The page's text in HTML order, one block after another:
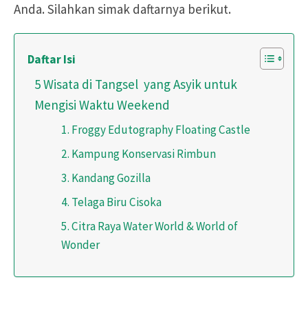
Anda. Silahkan simak daftarnya berikut.
Daftar Isi
5 Wisata di Tangsel yang Asyik untuk
Mengisi Waktu Weekend
1. Froggy Edutography Floating Castle
2. Kampung Konservasi Rimbun
3. Kandang Gozilla
4. Telaga Biru Cisoka
5. Citra Raya Water World & World of
Wonder